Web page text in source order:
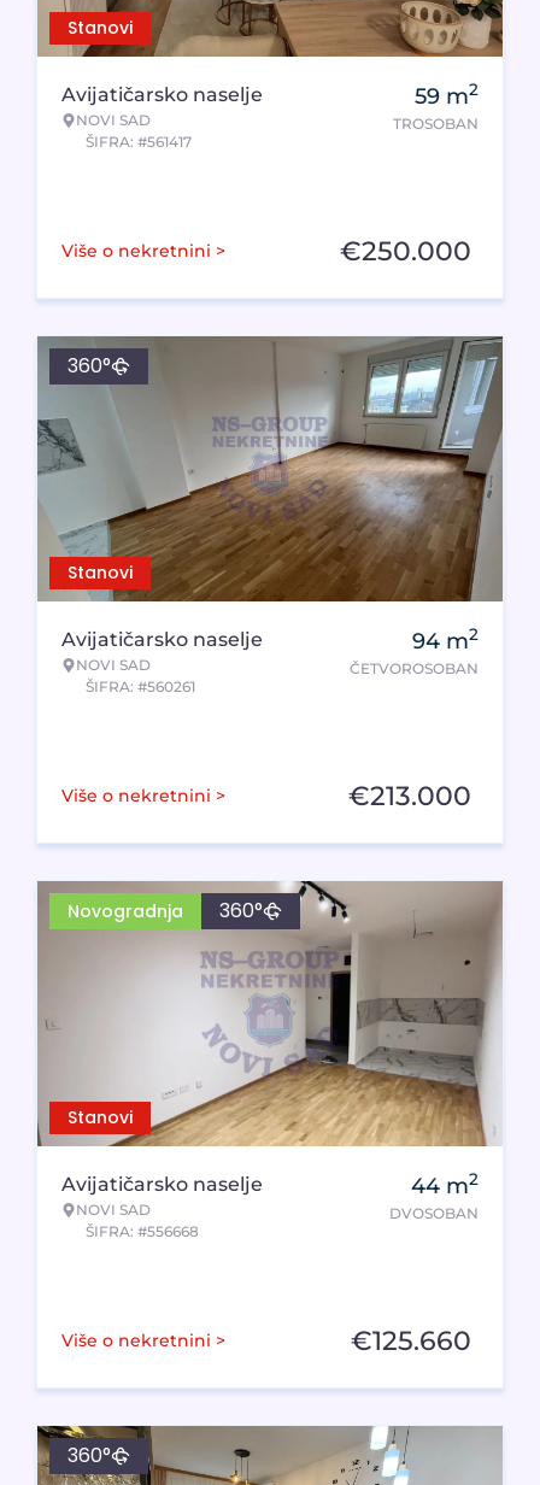
Stanovi
Avijatičarsko naselje
NOVI SAD
ŠIFRA: #561417
59 m2
TROSOBAN
Više o nekretnini > €250.000
Stanovi
360°
Avijatičarsko naselje
NOVI SAD
ŠIFRA: #560261
94 m2
ČETVOROSOBAN
Više o nekretnini > €213.000
Stanovi
Novogradnja 360°
Avijatičarsko naselje
NOVI SAD
ŠIFRA: #556668
44 m2
DVOSOBAN
Više o nekretnini > €125.660
360°